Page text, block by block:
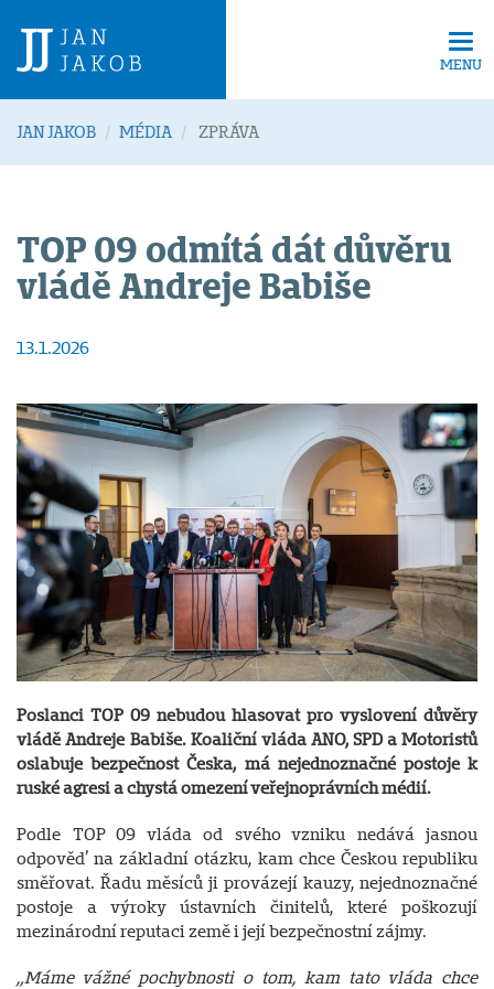
MENU
JAN JAKOB MÉDIA ZPRÁVA
TOP 09 odmítá dát důvěru
vládě Andreje Babiše
13.1.2026
Poslanci TOP 09 nebudou hlasovat pro vyslovení důvěry
vládě Andreje Babiše. Koaliční vláda ANO, SPD a Motoristů
oslabuje bezpečnost Česka, má nejednoznačné postoje k
ruské agresi a chystá omezení veřejnoprávních médií.
Podle TOP 09 vláda od svého vzniku nedává jasnou
odpověď na základní otázku, kam chce Českou republiku
směřovat. Řadu měsíců ji provázejí kauzy, nejednoznačné
postoje a výroky ústavních činitelů, které poškozují
mezinárodní reputaci země i její bezpečnostní zájmy.
„Máme vážné pochybnosti o tom, kam tato vláda chce